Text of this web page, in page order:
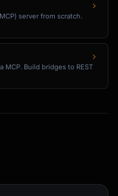
or notes the
'idea')",
server from scratch.
MCP. Build bridges to REST